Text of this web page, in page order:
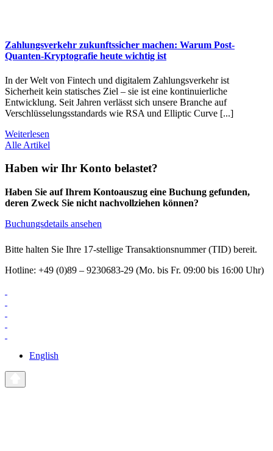
Zahlungsverkehr zukunftssicher machen: Warum Post-
Quanten-Kryptografie heute wichtig ist
In der Welt von Fintech und digitalem Zahlungsverkehr ist
Sicherheit kein statisches Ziel – sie ist eine kontinuierliche
Entwicklung. Seit Jahren verlässt sich unsere Branche auf
Verschlüsselungsstandards wie RSA und Elliptic Curve [...]
Weiterlesen
Alle Artikel
Haben wir Ihr Konto belastet?
Haben Sie auf Ihrem Kontoauszug eine Buchung gefunden,
deren Zweck Sie nicht nachvollziehen können?
Buchungsdetails ansehen
Bitte halten Sie Ihre 17-stellige Transaktionsnummer (TID) bereit.
Hotline: +49 (0)89 – 9230683-29 (Mo. bis Fr. 09:00 bis 16:00 Uhr)
English